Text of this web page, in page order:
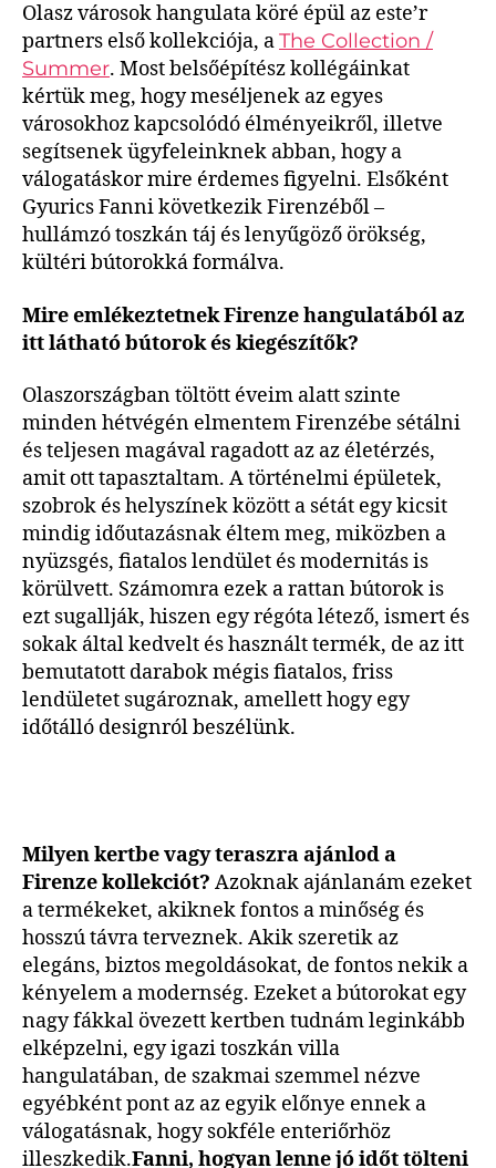
Olasz városok hangulata köré épül az este’r
partners első kollekciója, aThe Collection /
Summer. Most belsőépítész kollégáinkat
kértük meg, hogy meséljenek az egyes
városokhoz kapcsolódó élményeikről, illetve
segítsenek ügyfeleinknek abban, hogy a
válogatáskor mire érdemes figyelni. Elsőként
Gyurics Fanni következik Firenzéből –
hullámzó toszkán táj és lenyűgöző örökség,
kültéri bútorokká formálva.
Mire emlékeztetnek Firenze hangulatából az
itt látható bútorok és kiegészítők?
Olaszországban töltött éveim alatt szinte
minden hétvégén elmentem Firenzébe sétálni
és teljesen magával ragadott az az életérzés,
amit ott tapasztaltam. A történelmi épületek,
szobrok és helyszínek között a sétát egy kicsit
mindig időutazásnak éltem meg, miközben a
nyüzsgés, fiatalos lendület és modernitás is
körülvett. Számomra ezek a rattan bútorok is
ezt sugallják, hiszen egy régóta létező, ismert és
sokak által kedvelt és használt termék, de az itt
bemutatott darabok mégis fiatalos, friss
lendületet sugároznak, amellett hogy egy
időtálló designról beszélünk.
Milyen kertbe vagy teraszra ajánlod a
Firenze kollekciót? Azoknak ajánlanám ezeket
a termékeket, akiknek fontos a minőség és
hosszú távra terveznek. Akik szeretik az
elegáns, biztos megoldásokat, de fontos nekik a
kényelem a modernség. Ezeket a bútorokat egy
nagy fákkal övezett kertben tudnám leginkább
elképzelni, egy igazi toszkán villa
hangulatában, de szakmai szemmel nézve
egyébként pont az az egyik előnye ennek a
válogatásnak, hogy sokféle enteriőrhöz
illeszkedik.Fanni, hogyan lenne jó időt tölteni